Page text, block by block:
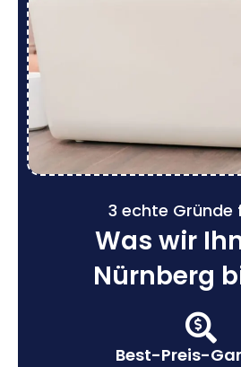
3 echte Gründe
Was wir
Nürnberg
Best-Preis-